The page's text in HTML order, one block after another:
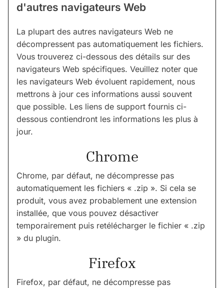
d'autres navigateurs Web
La plupart des autres navigateurs Web ne
décompressent pas automatiquement les fichiers.
Vous trouverez ci-dessous des détails sur des
navigateurs Web spécifiques. Veuillez noter que
les navigateurs Web évoluent rapidement, nous
mettrons à jour ces informations aussi souvent
que possible. Les liens de support fournis ci-
dessous contiendront les informations les plus à
jour.
Chrome
Chrome, par défaut, ne décompresse pas
automatiquement les fichiers « .zip ». Si cela se
produit, vous avez probablement une extension
installée, que vous pouvez désactiver
temporairement puis retélécharger le fichier « .zip
» du plugin.
Firefox
Firefox, par défaut, ne décompresse pas